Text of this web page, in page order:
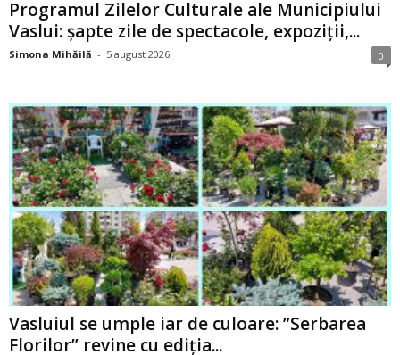
Programul Zilelor Culturale ale Municipiului
Vaslui: șapte zile de spectacole, expoziții,...
Simona Mihăilă - 5 august 2026 0
Vasluiul se umple iar de culoare: ”Serbarea
Florilor” revine cu ediția...